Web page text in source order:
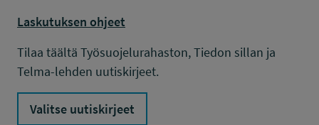
Laskutuksen ohjeet
Tilaa täältä Työsuojelurahaston, Tiedon sillan ja
Telma-lehden uutiskirjeet.
Valitse uutiskirjeet